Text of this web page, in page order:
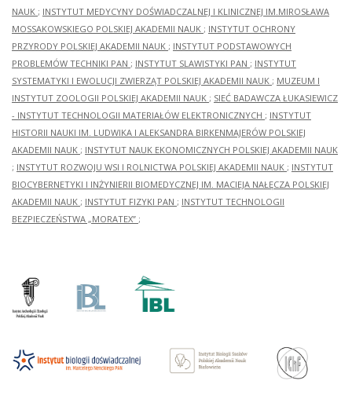
NAUK ; INSTYTUT MEDYCYNY DOŚWIADCZALNEJ I KLINICZNEJ IM.MIROSŁAWA
MOSSAKOWSKIEGO POLSKIEJ AKADEMII NAUK ; INSTYTUT OCHRONY
PRZYRODY POLSKIEJ AKADEMII NAUK ; INSTYTUT PODSTAWOWYCH
PROBLEMÓW TECHNIKI PAN ; INSTYTUT SLAWISTYKI PAN ; INSTYTUT
SYSTEMATYKI I EWOLUCJI ZWIERZĄT POLSKIEJ AKADEMII NAUK ; MUZEUM I
INSTYTUT ZOOLOGII POLSKIEJ AKADEMII NAUK ; SIEĆ BADAWCZA ŁUKASIEWICZ
- INSTYTUT TECHNOLOGII MATERIAŁÓW ELEKTRONICZNYCH ; INSTYTUT
HISTORII NAUKI IM. LUDWIKA I ALEKSANDRA BIRKENMAJERÓW POLSKIEJ
AKADEMII NAUK ; INSTYTUT NAUK EKONOMICZNYCH POLSKIEJ AKADEMII NAUK
; INSTYTUT ROZWOJU WSI I ROLNICTWA POLSKIEJ AKADEMII NAUK ; INSTYTUT
BIOCYBERNETYKI I INŻYNIERII BIOMEDYCZNEJ IM. MACIEJA NAŁĘCZA POLSKIEJ
AKADEMII NAUK ; INSTYTUT FIZYKI PAN ; INSTYTUT TECHNOLOGII
BEZPIECZEŃSTWA „MORATEX” ;